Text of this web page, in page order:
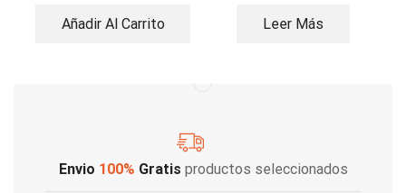
Añadir Al Carrito Leer Más
Envio 100% Gratis productos seleccionados